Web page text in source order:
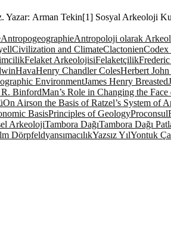
Yazar: Arman Tekin[1] Sosyal Arkeoloji
AntropogeographieAntropoloji olarak
Civilization and ClimateClactonienCodex
Felaket ArkeolojisiFelaketçilik
HavaHenry Chandler ColesHerbert
EnvironmentJames Henry Breasted
BinfordMan’s Role in Changing the Face
On Airson the Basis of Ratzel’s System of
BasisPrinciples of GeologyProconsul
ArkeolojiTambora DağıTambora Dağı
DörpfeldyansımacılıkYazsız YılYontuk